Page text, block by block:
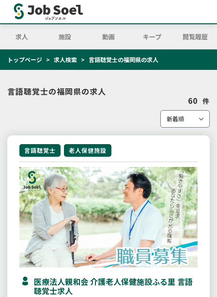
求人 施設 動画 キープ 閲覧履歴
トップページ 求人検索 言語聴覚士の福岡県の求人
言語聴覚士の福岡県の求人
60 件
言語聴覚士 老人保健施設
医療法人親和会 介護老人保健施設ふる里 言語
聴覚士求人